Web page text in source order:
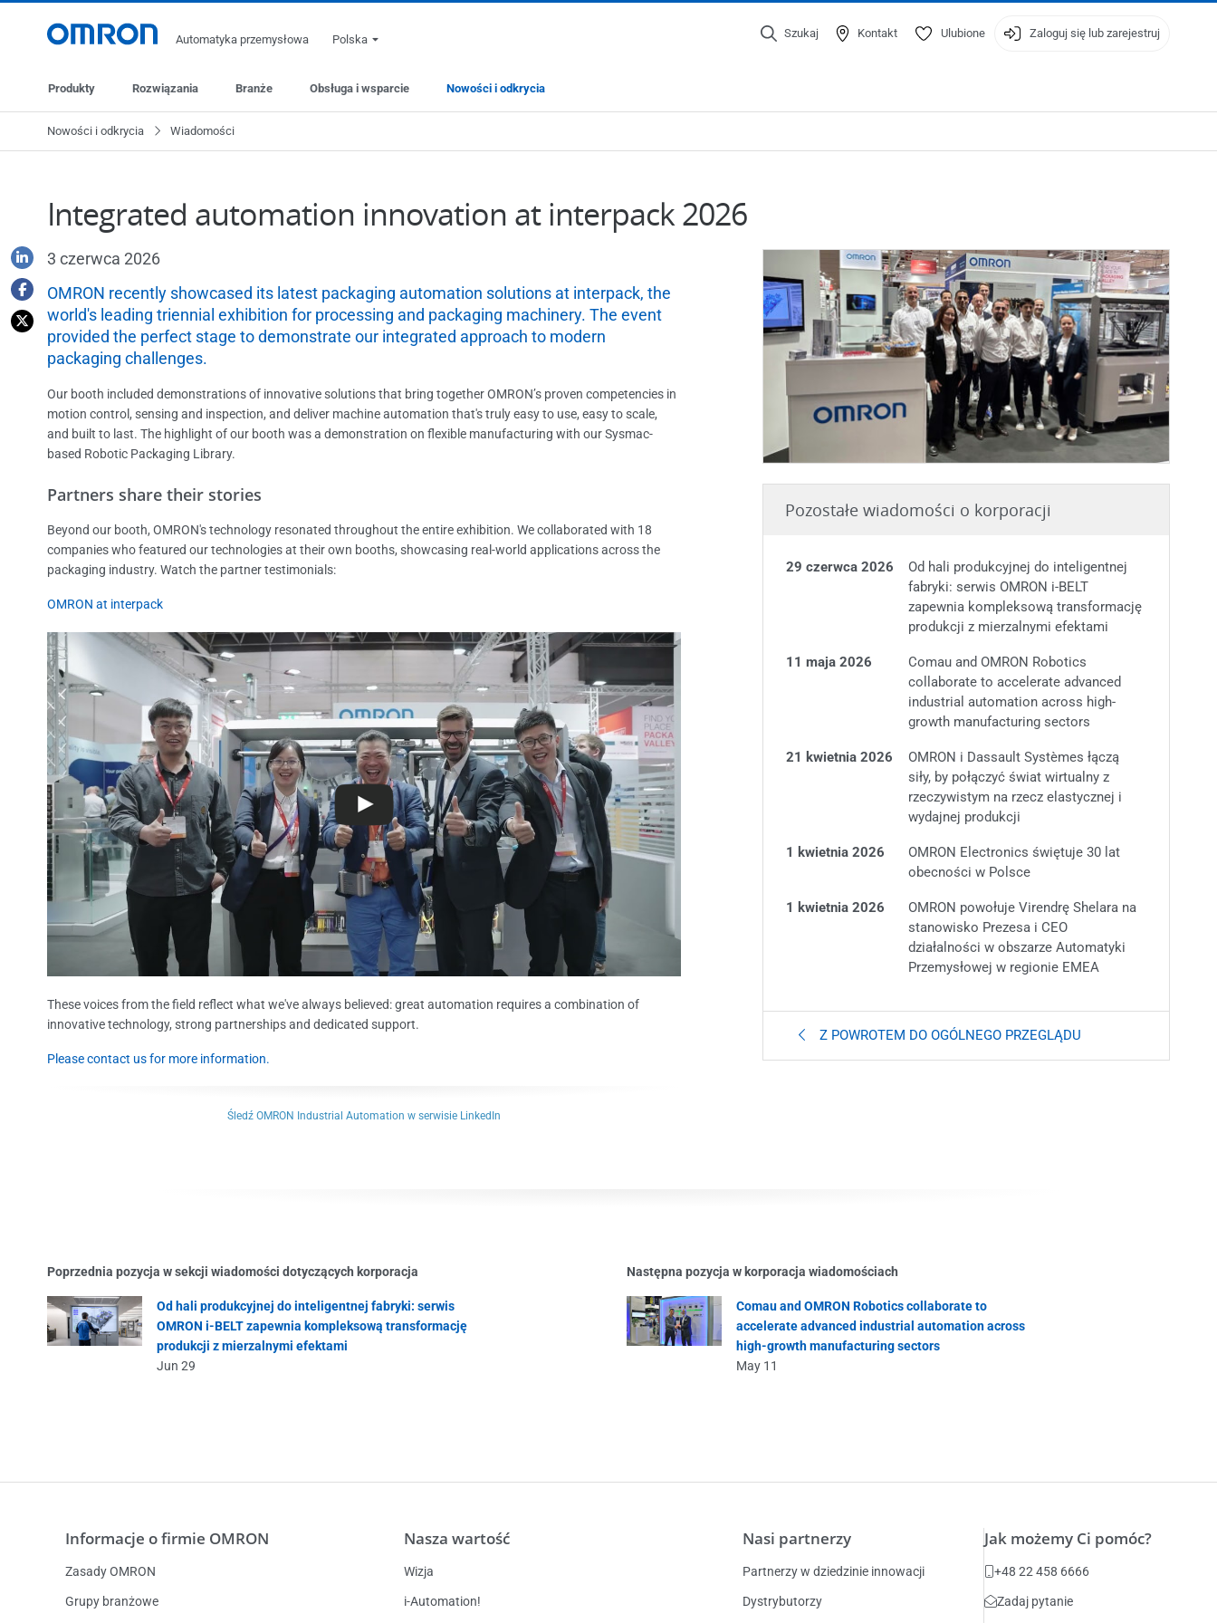
Automatyka przemysłowa Polska Szukaj Kontakt Ulubione Zaloguj się lub zarejestruj
Produkty Rozwiązania Branże Obsługa i wsparcie Nowości i odkrycia
Nowości i odkrycia Wiadomości
Integrated automation innovation at interpack 2026
3 czerwca 2026
OMRON recently showcased its latest packaging automation solutions at interpack, the
world's leading triennial exhibition for processing and packaging machinery. The event
provided the perfect stage to demonstrate our integrated approach to modern
packaging challenges.
Our booth included demonstrations of innovative solutions that bring together OMRON’s proven competencies in
motion control, sensing and inspection, and deliver machine automation that's truly easy to use, easy to scale,
and built to last. The highlight of our booth was a demonstration on flexible manufacturing with our Sysmac-
based Robotic Packaging Library.
Partners share their stories
Beyond our booth, OMRON's technology resonated throughout the entire exhibition. We collaborated with 18
companies who featured our technologies at their own booths, showcasing real-world applications across the
packaging industry. Watch the partner testimonials:
OMRON at interpack
These voices from the field reflect what we've always believed: great automation requires a combination of
innovative technology, strong partnerships and dedicated support.
Please contact us for more information.
Śledź OMRON Industrial Automation w serwisie LinkedIn
Pozostałe wiadomości o korporacji
29 czerwca 2026
Od hali produkcyjnej do inteligentnej
fabryki: serwis OMRON i-BELT
zapewnia kompleksową transformację
produkcji z mierzalnymi efektami
11 maja 2026
Comau and OMRON Robotics
collaborate to accelerate advanced
industrial automation across high-
growth manufacturing sectors
21 kwietnia 2026
OMRON i Dassault Systèmes łączą
siły, by połączyć świat wirtualny z
rzeczywistym na rzecz elastycznej i
wydajnej produkcji
1 kwietnia 2026
OMRON Electronics świętuje 30 lat
obecności w Polsce
1 kwietnia 2026
OMRON powołuje Virendrę Shelara na
stanowisko Prezesa i CEO
działalności w obszarze Automatyki
Przemysłowej w regionie EMEA
Z POWROTEM DO OGÓLNEGO PRZEGLĄDU
Poprzednia pozycja w sekcji wiadomości dotyczących korporacja
Od hali produkcyjnej do inteligentnej fabryki: serwis
OMRON i-BELT zapewnia kompleksową transformację
produkcji z mierzalnymi efektami
Jun 29
Następna pozycja w korporacja wiadomościach
Comau and OMRON Robotics collaborate to
accelerate advanced industrial automation across
high-growth manufacturing sectors
May 11
Informacje o firmie OMRON
Zasady OMRON
Grupy branżowe
Nasza wartość
Wizja
i-Automation!
Nasi partnerzy
Partnerzy w dziedzinie innowacji
Dystrybutorzy
Jak możemy Ci pomóc?
+48 22 458 6666
Zadaj pytanie